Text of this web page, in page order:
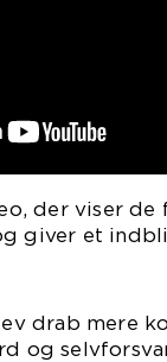
der viser
giver et
drab mere
og